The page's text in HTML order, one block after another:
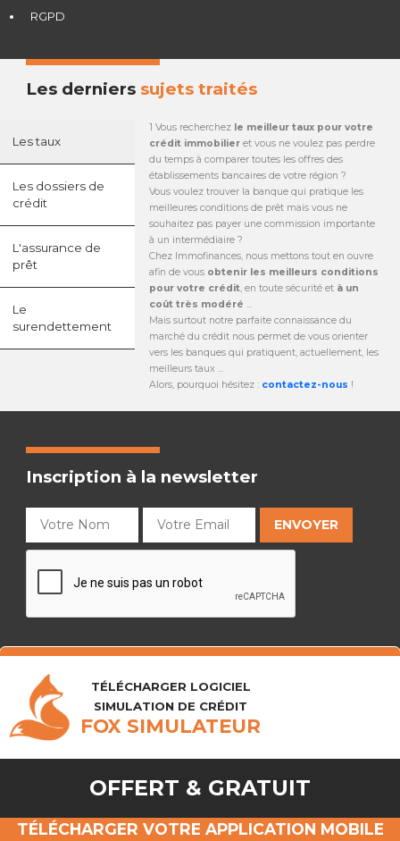
RGPD
Les derniers sujets traités
Les taux
Les dossiers de
crédit
L'assurance de
prêt
Le
surendettement
1 Vous recherchez le meilleur taux pour votre
crédit immobilieret vous ne voulez pas perdre
du temps à comparer toutes les offres des
établissements bancaires de votre région ?
Vous voulez trouver la banque qui pratique les
meilleures conditions de prêt mais vous ne
souhaitez pas payer une commission importante
à un intermédiaire ?
Chez Immofinances, nous mettons tout en ouvre
afin de vous obtenir les meilleurs conditions
pour votre crédit, en toute sécurité et à un
coût très modéré ...
Mais surtout notre parfaite connaissance du
marché du crédit nous permet de vous orienter
vers les banques qui pratiquent, actuellement, les
meilleurs taux ...
Alors, pourquoi hésitez : contactez-nous !
Inscription à la newsletter
TÉLÉCHARGER LOGICIEL
SIMULATION DE CRÉDIT
FOX SIMULATEUR
OFFERT & GRATUIT
TÉLÉCHARGER VOTRE APPLICATION MOBILE